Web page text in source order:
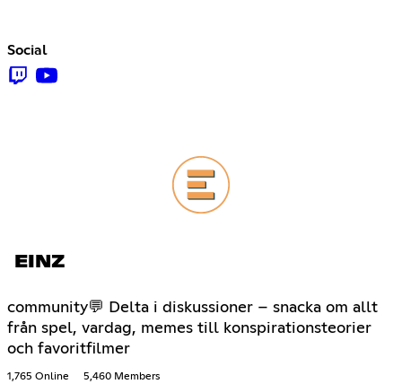
Social
EINZ
community💬 Delta i diskussioner – snacka om allt
från spel, vardag, memes till konspirationsteorier
och favoritfilmer
1,765 Online 5,460 Members